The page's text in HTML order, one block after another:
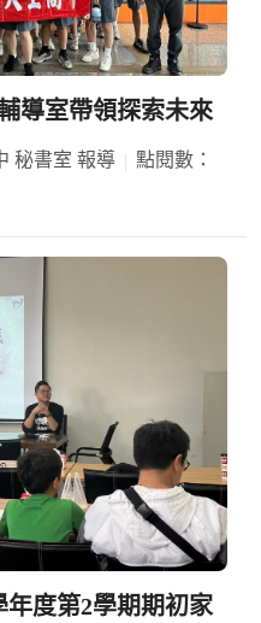
導室帶領探索未來
秘書室 報導
點閱數：
年度第2學期期初家